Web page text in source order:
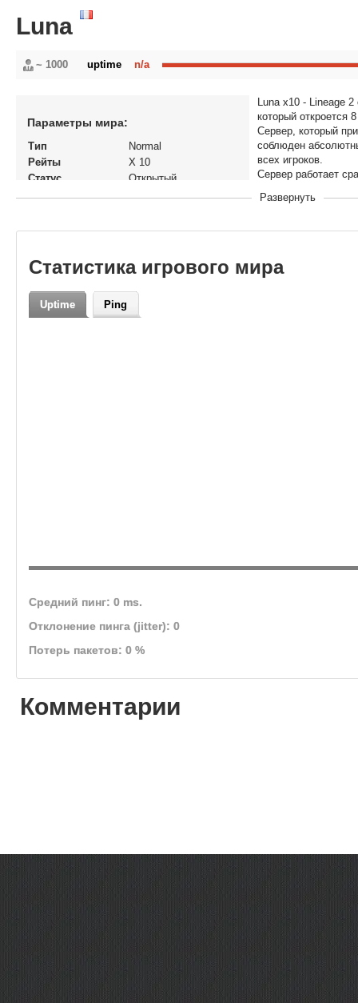
Luna
~ 1000 n/a
uptime
Параметры мира:
Тип
Normal
Рейты
X 10
Статус
Открытый
Luna x10 - Lineage
который откроется
Сервер, который
соблюден
всех игроков.
Сервер работает
Развернуть
Статистика игрового мира
Uptime Ping
Средний пинг: 0 ms.
Отклонение пинга (jitter): 0
Потерь пакетов: 0 %
Комментарии